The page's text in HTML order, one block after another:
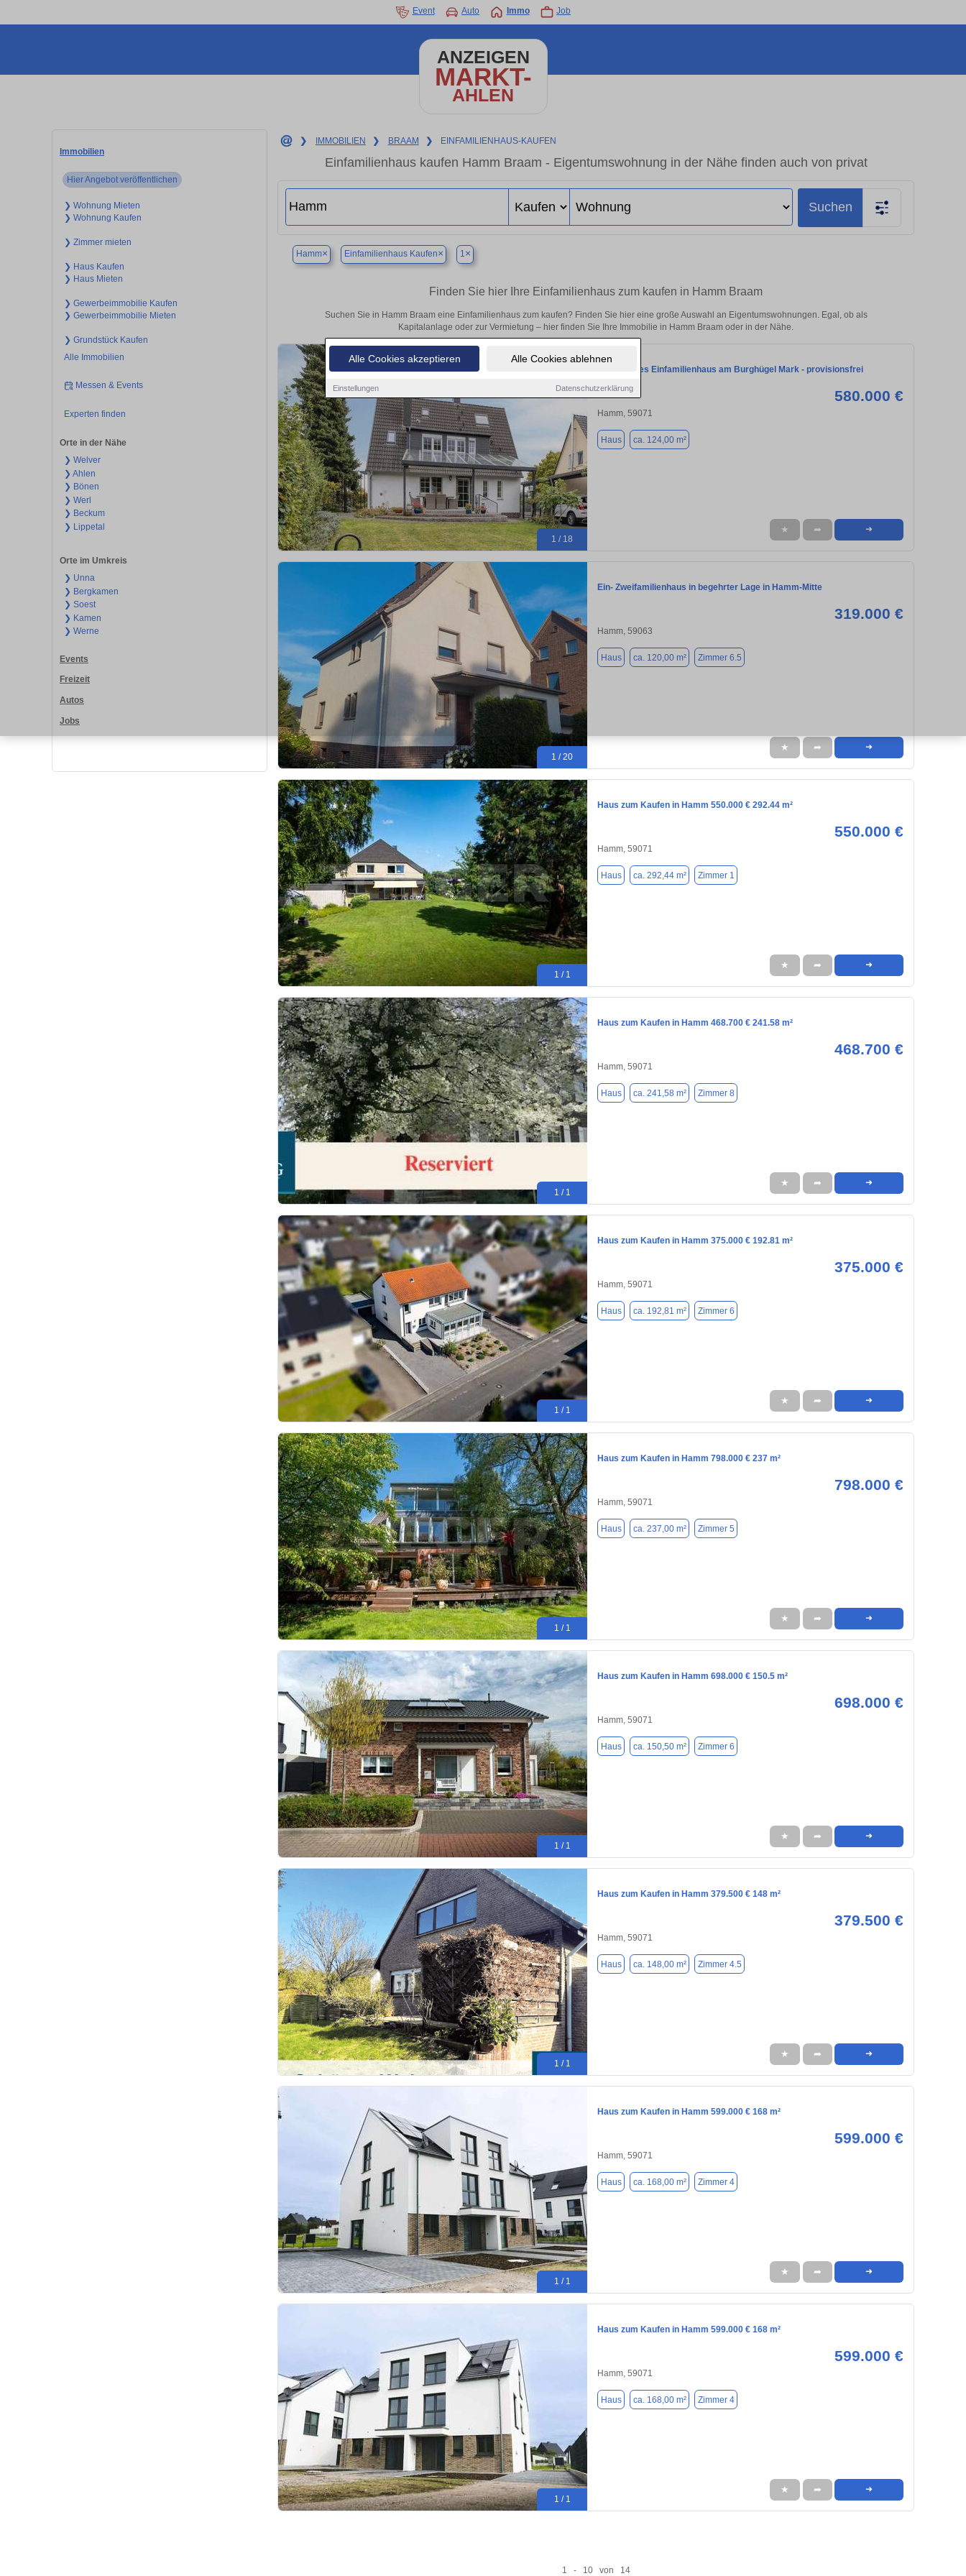
Alle Cookies akzeptieren Alle Cookies ablehnen
Einstellungen Datenschutzerklärung
Event Auto Immo Job
ANZEIGEN
MARKT-
AHLEN
Immobilien
Hier Angebot veröffentlichen
❯ Wohnung Mieten
❯ Wohnung Kaufen
❯ Zimmer mieten
❯ Haus Kaufen
❯ Haus Mieten
❯ Gewerbeimmobilie Kaufen
❯ Gewerbeimmobilie Mieten
❯ Grundstück Kaufen
Alle Immobilien
Messen & Events
Experten finden
Orte in der Nähe
❯ Welver
❯ Ahlen
❯ Bönen
❯ Werl
❯ Beckum
❯ Lippetal
Orte im Umkreis
❯ Unna
❯ Bergkamen
❯ Soest
❯ Kamen
❯ Werne
Events
Freizeit
Autos
Jobs
❯ IMMOBILIEN ❯ BRAAM ❯ EINFAMILIENHAUS-KAUFEN
Einfamilienhaus kaufen Hamm Braam - Eigentumswohnung in der Nähe finden auch von privat
Suchen
Hamm× Einfamilienhaus Kaufen× 1×
Finden Sie hier Ihre Einfamilienhaus zum kaufen in Hamm Braam
Suchen Sie in Hamm Braam eine Einfamilienhaus zum kaufen? Finden Sie hier eine große Auswahl an Eigentumswohnungen. Egal, ob als
Kapitalanlage oder zur Vermietung – hier finden Sie Ihre Immobilie in Hamm Braam oder in der Nähe.
1 / 18
Traumhaftes Einfamilienhaus am Burghügel Mark - provisionsfrei
580.000 €
Hamm, 59071
Haus ca. 124,00 m²
★ ➦ ➜
1 / 20
Ein- Zweifamilienhaus in begehrter Lage in Hamm-Mitte
319.000 €
Hamm, 59063
Haus ca. 120,00 m² Zimmer 6.5
★ ➦ ➜
1 / 1
Haus zum Kaufen in Hamm 550.000 € 292.44 m²
550.000 €
Hamm, 59071
Haus ca. 292,44 m² Zimmer 1
★ ➦ ➜
1 / 1
Haus zum Kaufen in Hamm 468.700 € 241.58 m²
468.700 €
Hamm, 59071
Haus ca. 241,58 m² Zimmer 8
★ ➦ ➜
1 / 1
Haus zum Kaufen in Hamm 375.000 € 192.81 m²
375.000 €
Hamm, 59071
Haus ca. 192,81 m² Zimmer 6
★ ➦ ➜
1 / 1
Haus zum Kaufen in Hamm 798.000 € 237 m²
798.000 €
Hamm, 59071
Haus ca. 237,00 m² Zimmer 5
★ ➦ ➜
1 / 1
Haus zum Kaufen in Hamm 698.000 € 150.5 m²
698.000 €
Hamm, 59071
Haus ca. 150,50 m² Zimmer 6
★ ➦ ➜
1 / 1
Haus zum Kaufen in Hamm 379.500 € 148 m²
379.500 €
Hamm, 59071
Haus ca. 148,00 m² Zimmer 4.5
★ ➦ ➜
1 / 1
Haus zum Kaufen in Hamm 599.000 € 168 m²
599.000 €
Hamm, 59071
Haus ca. 168,00 m² Zimmer 4
★ ➦ ➜
1 / 1
Haus zum Kaufen in Hamm 599.000 € 168 m²
599.000 €
Hamm, 59071
Haus ca. 168,00 m² Zimmer 4
★ ➦ ➜
1 - 10 von 14